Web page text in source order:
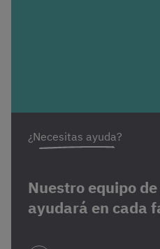
¿Necesitas ayuda?
Nuestro equipo
ayudará en cada